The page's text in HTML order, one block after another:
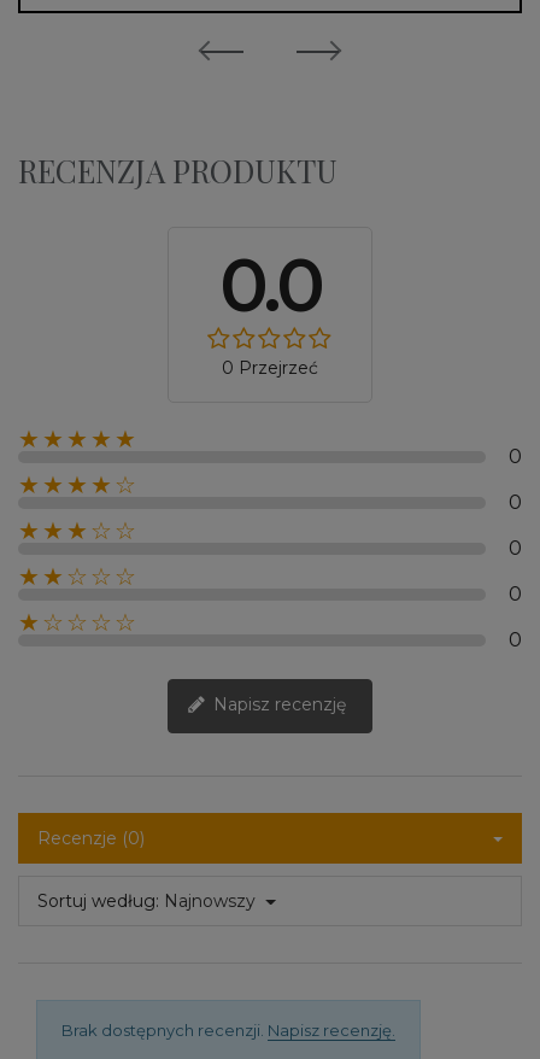
RECENZJA PRODUKTU
0.0
0 Przejrzeć
★★★★★
0
★★★★☆
0
★★★☆☆
0
★★☆☆☆
0
★☆☆☆☆
0
Napisz recenzję
Recenzje (0)
Sortuj według: Najnowszy
Brak dostępnych recenzji. Napisz recenzję.